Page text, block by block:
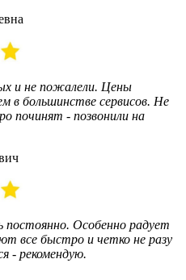
и не пожалели. Цены
в большинстве сервисов. Не
починят - позвонили на
Особенно радует
все быстро и четко не разу
- рекомендую.